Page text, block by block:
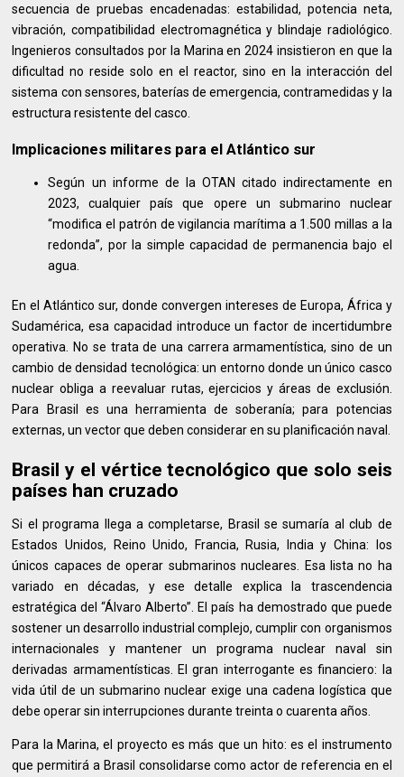
secuencia de pruebas encadenadas: estabilidad, potencia neta,
vibración, compatibilidad electromagnética y blindaje radiológico.
Ingenieros consultados por la Marina en 2024 insistieron en que la
dificultad no reside solo en el reactor, sino en la interacción del
sistema con sensores, baterías de emergencia, contramedidas y la
estructura resistente del casco.
Implicaciones militares para el Atlántico sur
Según un informe de la OTAN citado indirectamente en
2023, cualquier país que opere un submarino nuclear
“modifica el patrón de vigilancia marítima a 1.500 millas a la
redonda”, por la simple capacidad de permanencia bajo el
agua.
En el Atlántico sur, donde convergen intereses de Europa, África y
Sudamérica, esa capacidad introduce un factor de incertidumbre
operativa. No se trata de una carrera armamentística, sino de un
cambio de densidad tecnológica: un entorno donde un único casco
nuclear obliga a reevaluar rutas, ejercicios y áreas de exclusión.
Para Brasil es una herramienta de soberanía; para potencias
externas, un vector que deben considerar en su planificación naval.
Brasil y el vértice tecnológico que solo seis
países han cruzado
Si el programa llega a completarse, Brasil se sumaría al club de
Estados Unidos, Reino Unido, Francia, Rusia, India y China: los
únicos capaces de operar submarinos nucleares. Esa lista no ha
variado en décadas, y ese detalle explica la trascendencia
estratégica del “Álvaro Alberto”. El país ha demostrado que puede
sostener un desarrollo industrial complejo, cumplir con organismos
internacionales y mantener un programa nuclear naval sin
derivadas armamentísticas. El gran interrogante es financiero: la
vida útil de un submarino nuclear exige una cadena logística que
debe operar sin interrupciones durante treinta o cuarenta años.
Para la Marina, el proyecto es más que un hito: es el instrumento
que permitirá a Brasil consolidarse como actor de referencia en el